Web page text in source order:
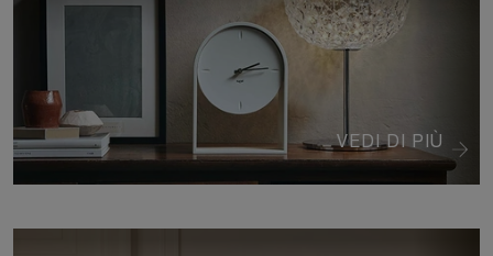
VEDI DI PIÙ